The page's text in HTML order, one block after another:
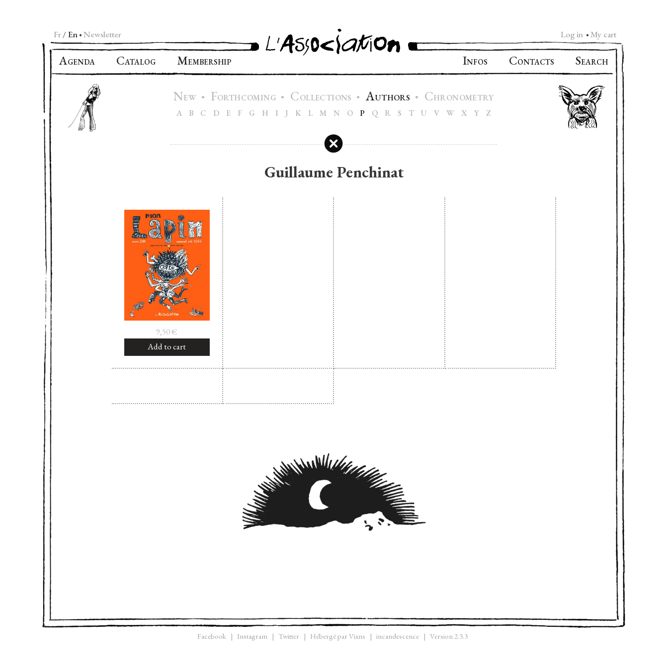
Fr En•Newsletter Log in •My cart
AGENDA CATALOG MEMBERSHIP INFOS CONTACTS SEARCH
NEW • FORTHCOMING • COLLECTIONS • AUTHORS • CHRONOMETRY
A
B C D E F G H I J K L M N O P Q R S T U V W X Y Z
Facebook Instagram Twitter Hébergé par Vixns incandescence Version 2.3.3
Guillaume Penchinat
9,50€
Add to cart